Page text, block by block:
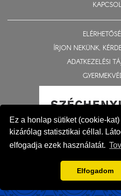
Ez a honlap sütiket (cookie-
kizárólag statisztikai céllal.
elfogadja ezek használatát.
Elfogadom
ÍRJON NEKÜNK,
ADATKEZELÉSI
© 2015-2026
Fejlesztés: Gerner Attila,